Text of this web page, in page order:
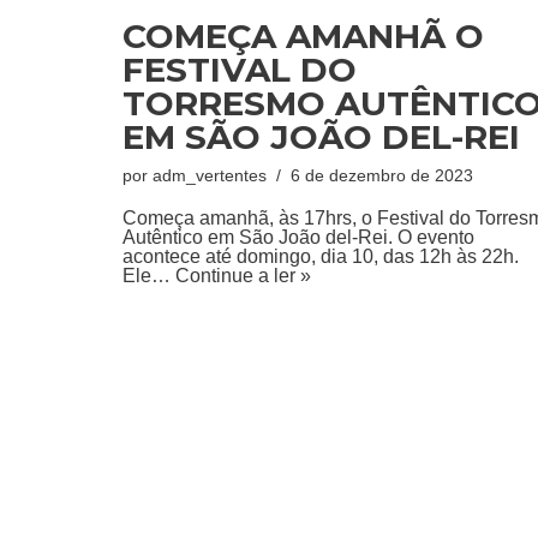
COMEÇA AMANHÃ O
FESTIVAL DO
TORRESMO
EM SÃO JOÃO DEL-REI
por adm_vertentes 6 de dezembro de 2023
Começa amanhã, às 17hrs, o Festival do
Autêntico em São João del-Rei. O evento
acontece até domingo, dia 10, das 12h às 22h.
Ele… Continue a ler »